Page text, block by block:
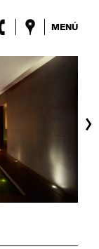
MENÚ
›